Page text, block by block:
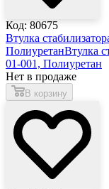
Код: 80675
Втулка
ПолиуретанВтулка
01-001, Полиуретан
Нет в продаже
В корзину